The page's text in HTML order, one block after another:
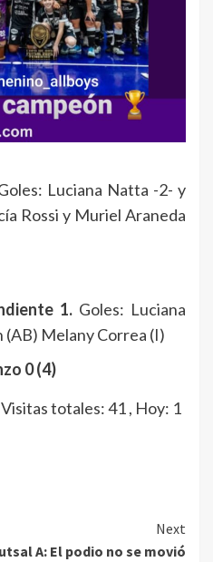
Luciana Natta -2- y
Rossi y Muriel Araneda
1. Goles: Luciana
Melany Correa (I)
0 (4)
Visitas totales: 41, Hoy: 1
Next
A: El podio no se movió